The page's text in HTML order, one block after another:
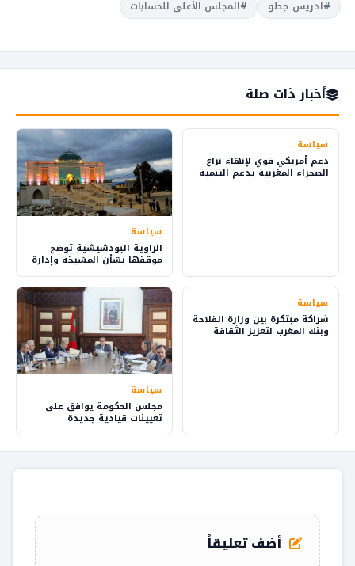
#ادريس جطو #المجلس الأعلى للحسابات
أخبار ذات صلة
سياسة
دعم أمريكي قوي لإنهاء نزاع
الصحراء المغربية يدعم التنمية
سياسة
الزاوية البودشيشية توضح
موقفها بشأن المشيخة وإدارة
سياسة
شراكة مبتكرة بين وزارة الفلاحة
وبنك المغرب لتعزيز الثقافة
سياسة
مجلس الحكومة يوافق على
تعيينات قيادية جديدة
أضف تعليقاً